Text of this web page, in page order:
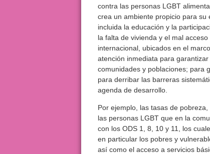
contra las personas LGBT
crea un ambiente propicio para su
incluida la educación y la
la falta de vivienda y el mal
internacional, ubicados en el
atención inmediata para
comunidades y poblaciones; para
para derribar las barreras
agenda de desarrollo.
Por ejemplo, las tasas de
las personas LGBT que en la
con los ODS 1, 8, 10 y 11, los
en particular los pobres y
así como el acceso a servicios